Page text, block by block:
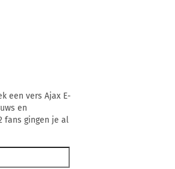
een vers Ajax E-
en
fans gingen je al